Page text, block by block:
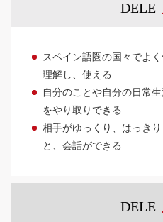
DELE
スペイン語圏の国々でよ
理解し、使える
自分のことや自分の日常
をやり取りできる
相手がゆっくり、はっき
と、会話ができる
DELE